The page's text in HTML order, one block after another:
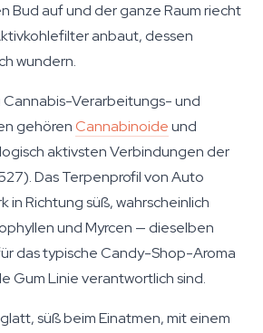
Bud auf und der ganze Raum riecht
anbaut, dessen
wundern.
Cannabis-Verarbeitungs- und
gehörenCannabinoideund
aktivsten Verbindungen der
Das Terpenprofil von Auto
in Richtung süß, wahrscheinlich
und Myrcen — dieselben
das typische Candy-Shop-Aroma
Gum Linie verantwortlich sind.
süß beim Einatmen, mit einem